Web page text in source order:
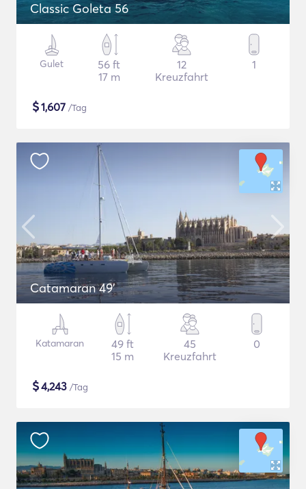
Classic Goleta 56
Gulet
56 ft
17 m
12
Kreuzfahrt
1
$1,607 /Tag
Catamaran 49'
Katamaran
49 ft
15 m
45
Kreuzfahrt
0
$4,243 /Tag